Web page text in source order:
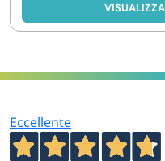
VISUALIZZA
Eccellente